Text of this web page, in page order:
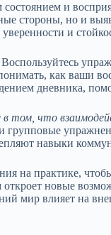
и
стороны, но и
и
Воспользуйтесь
как ваши
дневника,
том, что
групповые
навыки
на практике,
новые
мир влияет на